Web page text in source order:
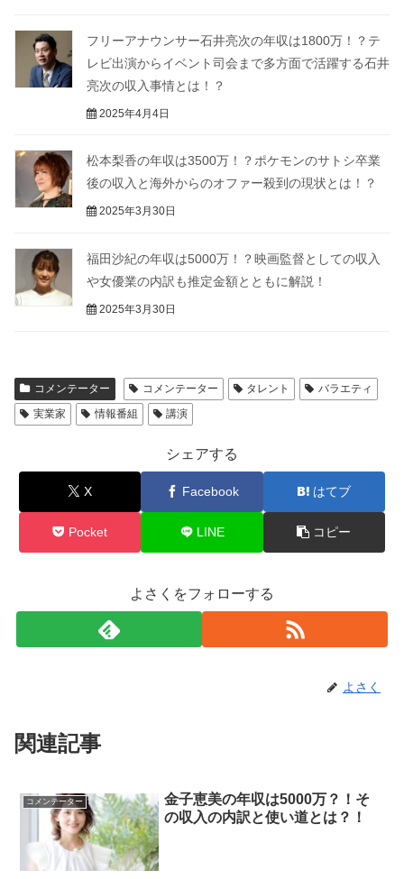
フリーアナウンサー石井亮次の年収は1800万！？テ
レビ出演からイベント司会まで多方面で活躍する石井
亮次の収入事情とは！？
2025年4月4日
松本梨香の年収は3500万！？ポケモンのサトシ卒業
後の収入と海外からのオファー殺到の現状とは！？
2025年3月30日
福田沙紀の年収は5000万！？映画監督としての収入
や女優業の内訳も推定金額とともに解説！
2025年3月30日
コメンテーター コメンテーター タレント
バラエティ
実業家
情報番組 講演
シェアする
X Facebook はてブ
Pocket LINE コピー
よさくをフォローする
よさく
関連記事
コメンテーター
金子恵美の年収は5000万？！そ
の収入の内訳と使い道とは？！